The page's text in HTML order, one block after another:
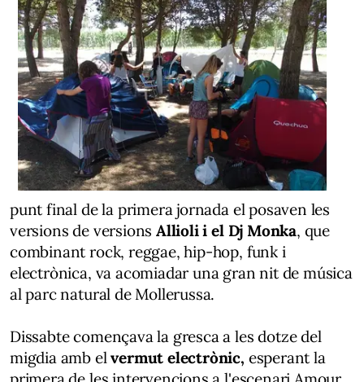
punt final de la primera jornada el posaven les
versions de versionsAllioli i el Dj Monka, que
combinant rock, reggae, hip-hop, funk i
electrònica, va acomiadar una gran nit de música
al parc natural de Mollerussa.
Dissabte començava la gresca a les dotze del
migdia amb el vermut electrònic, esperant la